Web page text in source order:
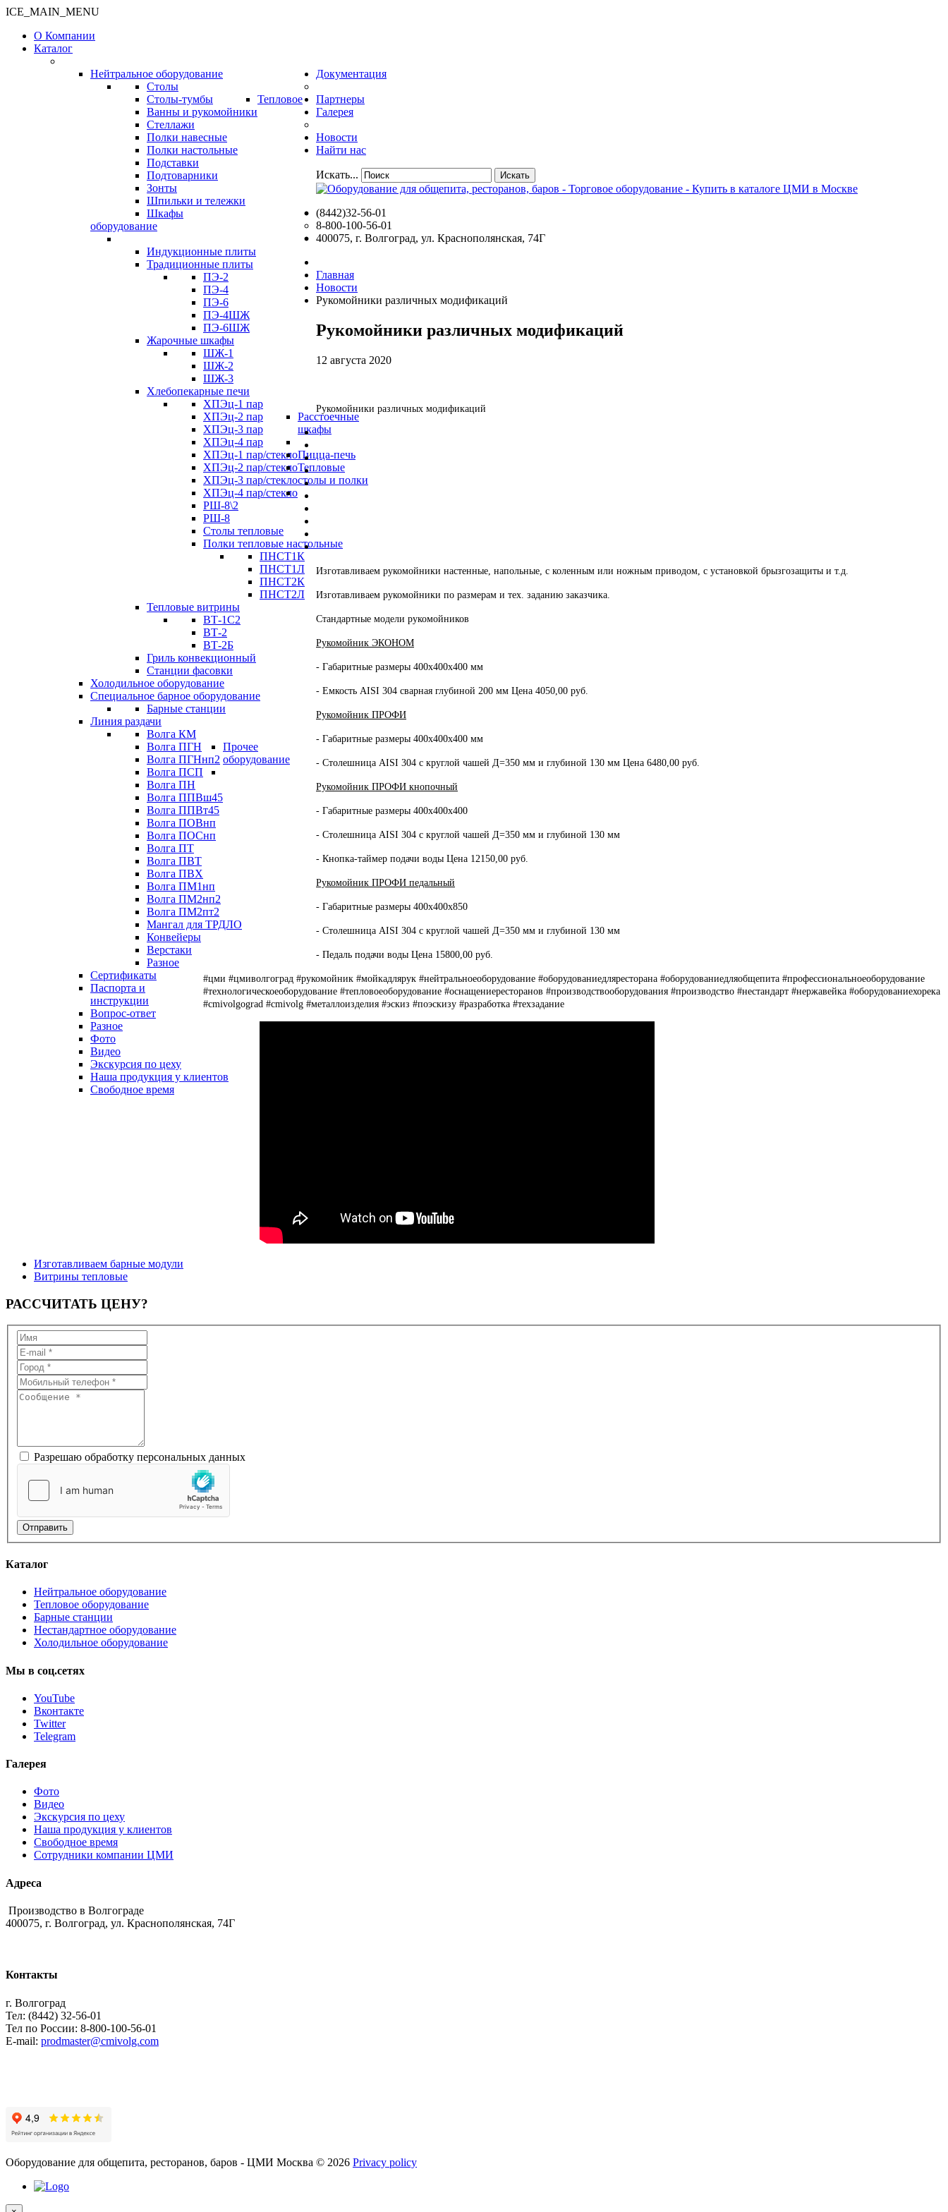
ICE_MAIN_MENU
О Компании
Каталог
Нейтральное оборудование
Столы
Столы-тумбы
Ванны и рукомойники
Стеллажи
Полки навесные
Полки настольные
Подставки
Подтоварники
Зонты
Шпильки и тележки
Шкафы
Тепловое
оборудование
Индукционные плиты
Традиционные плиты
ПЭ-2
ПЭ-4
ПЭ-6
ПЭ-4ШЖ
ПЭ-6ШЖ
Жарочные шкафы
ШЖ-1
ШЖ-2
ШЖ-3
Хлебопекарные печи
ХПЭц-1 пар
ХПЭц-2 пар
ХПЭц-3 пар
ХПЭц-4 пар
ХПЭц-1 пар/стекло
ХПЭц-2 пар/стекло
ХПЭц-3 пар/стекло
ХПЭц-4 пар/стекло
Расстоечные
шкафы
РШ-8\2
РШ-8
Пицца-печь
Тепловые
столы и полки
Столы тепловые
Полки тепловые настольные
ПНСТ1К
ПНСТ1Л
ПНСТ2К
ПНСТ2Л
Тепловые витрины
ВТ-1С2
ВТ-2
ВТ-2Б
Гриль конвекционный
Станции фасовки
Холодильное оборудование
Специальное барное оборудование
Барные станции
Линия раздачи
Волга КМ
Волга ПГН
Волга ПГНнп2
Волга ПСП
Волга ПН
Волга ППВш45
Волга ППВт45
Волга ПОВнп
Волга ПОСнп
Волга ПТ
Волга ПВТ
Волга ПВХ
Волга ПМ1нп
Волга ПМ2нп2
Волга ПМ2пт2
Прочее
оборудование
Мангал для ТРДЛО
Конвейеры
Верстаки
Разное
Документация
Сертификаты
Паспорта и
инструкции
Вопрос-ответ
Разное
Партнеры
Галерея
Фото
Видео
Экскурсия по цеху
Наша продукция у клиентов
Свободное время
Новости
Найти нас
Искать... Искать
(8442)32-56-01
8-800-100-56-01
400075, г. Волгоград, ул. Краснополянская, 74Г
Главная
Новости
Рукомойники различных модификаций
Рукомойники различных модификаций
12 августа 2020
Рукомойники различных модификаций
Изготавливаем рукомойники настенные, напольные, с коленным или ножным приводом, с установкой брызгозащиты и т.д.
Изготавливаем рукомойники по размерам и тех. заданию заказчика.
Стандартные модели рукомойников
Рукомойник ЭКОНОМ
- Габаритные размеры 400х400х400 мм
- Емкость AISI 304 сварная глубиной 200 мм Цена 4050,00 руб.
Рукомойник ПРОФИ
- Габаритные размеры 400х400х400 мм
- Столешница AISI 304 с круглой чашей Д=350 мм и глубиной 130 мм Цена 6480,00 руб.
Рукомойник ПРОФИ кнопочный
- Габаритные размеры 400х400х400
- Столешница AISI 304 с круглой чашей Д=350 мм и глубиной 130 мм
- Кнопка-таймер подачи воды Цена 12150,00 руб.
Рукомойник ПРОФИ педальный
- Габаритные размеры 400х400х850
- Столешница AISI 304 с круглой чашей Д=350 мм и глубиной 130 мм
- Педаль подачи воды Цена 15800,00 руб.
#цми #цмиволгоград #рукомойник #мойкадлярук #нейтральноеоборудование #оборудованиедляресторана #оборудованиедляобщепита #профессиональноеоборудование
#технологическоеоборудование #тепловоеоборудование #оснащениересторанов #производствооборудования #производство #нестандарт #нержавейка #оборудованиехорека
#cmivolgograd #cmivolg #металлоизделия #эскиз #поэскизу #разработка #техзадание
Изготавливаем барные модули
Витрины тепловые
РАССЧИТАТЬ ЦЕНУ?
Разрешаю обработку персональных данных
Отправить
Каталог
Нейтральное оборудование
Тепловое оборудование
Барные станции
Нестандартное оборудование
Холодильное оборудование
Мы в соц.сетях
YouTube
Вконтакте
Twitter
Telegram
Галерея
Фото
Видео
Экскурсия по цеху
Наша продукция у клиентов
Свободное время
Сотрудники компании ЦМИ
Адреса
Производство в Волгограде
400075, г. Волгоград, ул. Краснополянская, 74Г
Контакты
г. Волгоград
Тел: (8442) 32-56-01
Тел по России: 8-800-100-56-01
E-mail: prodmaster@cmivolg.com
Оборудование для общепита, ресторанов, баров - ЦМИ Москва © 2026 Privacy policy